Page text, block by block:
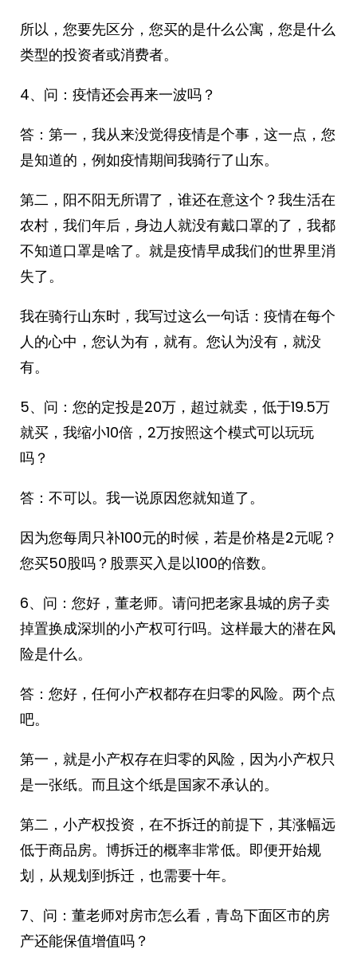
所以，您要先区分，您买的是什么公寓，您是什么
类型的投资者或消费者。
4、问：疫情还会再来一波吗？
答：第一，我从来没觉得疫情是个事，这一点，您
是知道的，例如疫情期间我骑行了山东。
第二，阳不阳无所谓了，谁还在意这个？我生活在
农村，我们年后，身边人就没有戴口罩的了，我都
不知道口罩是啥了。就是疫情早成我们的世界里消
失了。
我在骑行山东时，我写过这么一句话：疫情在每个
人的心中，您认为有，就有。您认为没有，就没
有。
5、问：您的定投是20万，超过就卖，低于19.5万
就买，我缩小10倍，2万按照这个模式可以玩玩
吗？
答：不可以。我一说原因您就知道了。
因为您每周只补100元的时候，若是价格是2元呢？
您买50股吗？股票买入是以100的倍数。
6、问：您好，董老师。请问把老家县城的房子卖
掉置换成深圳的小产权可行吗。这样最大的潜在风
险是什么。
答：您好，任何小产权都存在归零的风险。两个点
吧。
第一，就是小产权存在归零的风险，因为小产权只
是一张纸。而且这个纸是国家不承认的。
第二，小产权投资，在不拆迁的前提下，其涨幅远
低于商品房。博拆迁的概率非常低。即便开始规
划，从规划到拆迁，也需要十年。
7、问：董老师对房市怎么看，青岛下面区市的房
产还能保值增值吗？